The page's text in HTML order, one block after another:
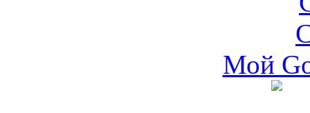
Мой